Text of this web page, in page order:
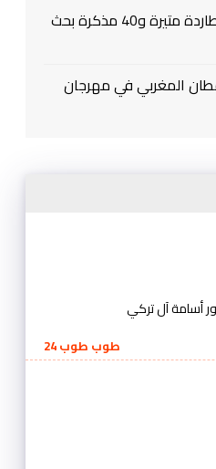
سقوط (الإمبراطور) بعد مطاردة متيرة و40 مذكرة بحث
المغربي في مهرجان
أسامة آل تركي
طوب طوب 24